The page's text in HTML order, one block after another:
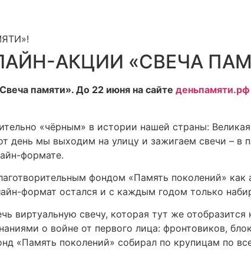
АКЦИИ «СВЕЧА
памяти». До 22 июня на сайте деньпамяти.рф
«чёрным» в истории нашей страны:
день мы выходим на улицу и зажигаем свечи – в
формате.
фондом «Память поколений»
формат остался и с каждым годом только
виртуальную свечу, которая тут же
о войне от первого лица: фронтовиков,
«Память поколений» собирал по крупицам по